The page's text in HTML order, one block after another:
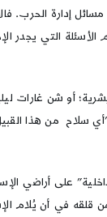
إدارة
التي يجدر
أو شن
على أراضي
في أن يُلام